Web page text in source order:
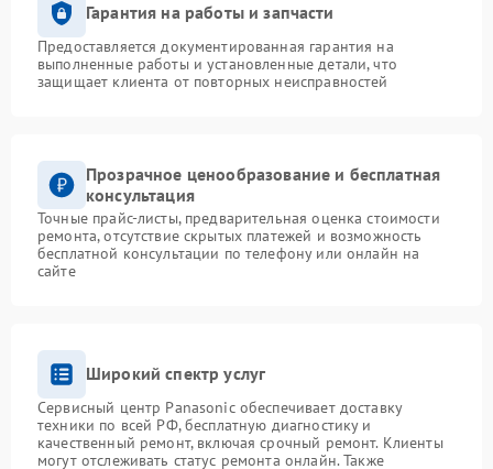
Гарантия на работы и запчасти
Предоставляется документированная гарантия на
выполненные работы и установленные детали, что
защищает клиента от повторных неисправностей
Прозрачное ценообразование и бесплатная
консультация
Точные прайс-листы, предварительная оценка стоимости
ремонта, отсутствие скрытых платежей и возможность
бесплатной консультации по телефону или онлайн на
сайте
Широкий спектр услуг
Сервисный центр Panasonic обеспечивает доставку
техники по всей РФ, бесплатную диагностику и
качественный ремонт, включая срочный ремонт. Клиенты
могут отслеживать статус ремонта онлайн. Также